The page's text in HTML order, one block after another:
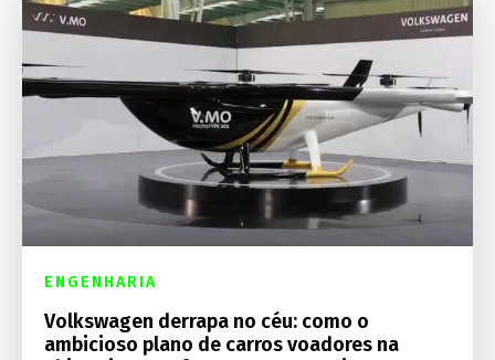
ENGENHARIA
Volkswagen derrapa no céu: como o
ambicioso plano de carros voadores na